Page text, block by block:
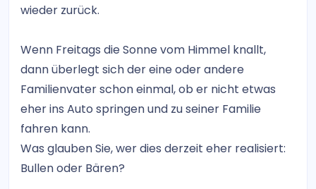
wieder zurück.
Wenn Freitags die Sonne vom Himmel knallt,
dann überlegt sich der eine oder andere
Familienvater schon einmal, ob er nicht etwas
eher ins Auto springen und zu seiner Familie
fahren kann.
Was glauben Sie, wer dies derzeit eher realisiert:
Bullen oder Bären?